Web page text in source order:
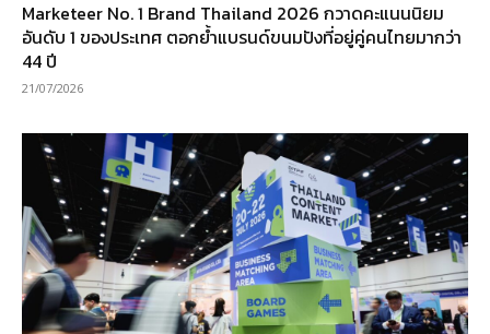
Marketeer No. 1 Brand Thailand 2026 กวาดคะแนนนิยม
อันดับ 1 ของประเทศ ตอกย้ำแบรนด์ขนมปังที่อยู่คู่คนไทยมากว่า
44 ปี
21/07/2026